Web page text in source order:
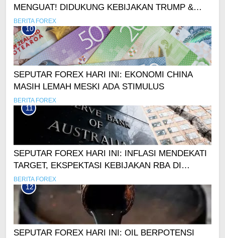
MENGUAT! DIDUKUNG KEBIJAKAN TRUMP &
KETIDAKPASTIAN GLOBAL
BERITA FOREX
10
SEPUTAR FOREX HARI INI: EKONOMI CHINA
MASIH LEMAH MESKI ADA STIMULUS
BERITA FOREX
11
SEPUTAR FOREX HARI INI: INFLASI MENDEKATI
TARGET, EKSPEKTASI KEBIJAKAN RBA DI
TAHUN DEPAN
BERITA FOREX
12
SEPUTAR FOREX HARI INI: OIL BERPOTENSI